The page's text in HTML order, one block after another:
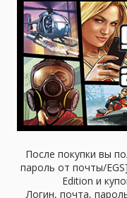
После покупки вы
пароль от почты/
Edition и
Логин, почта,